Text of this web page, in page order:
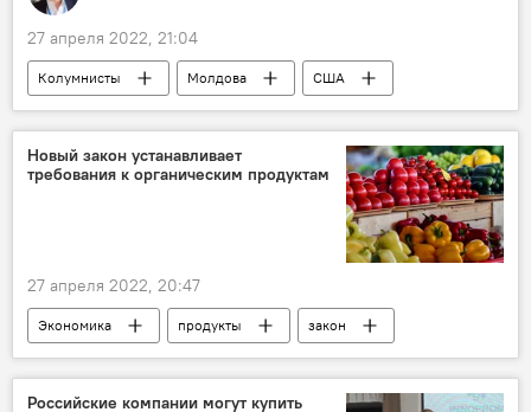
27 апреля 2022, 21:04
Колумнисты Молдова США
Новый закон устанавливает
требования к органическим продуктам
27 апреля 2022, 20:47
Экономика продукты закон
Российские компании могут купить